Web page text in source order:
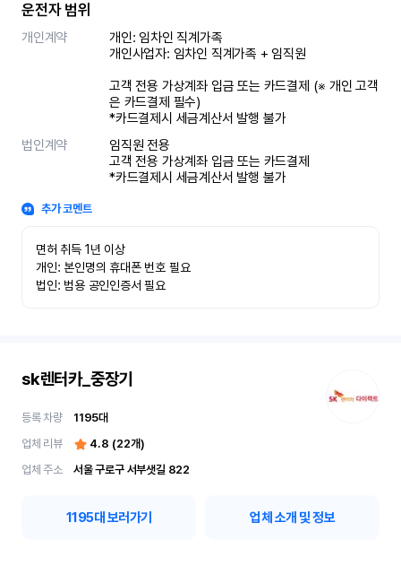
운전자 범위
개인계약
개인: 임차인 직계가족
개인사업자: 임차인 직계가족 + 임직원
고객 전용 가상계좌 입금 또는 카드결제 (※ 개인 고객
은 카드결제 필수)
*카드결제시 세금계산서 발행 불가
법인계약
임직원 전용
고객 전용 가상계좌 입금 또는 카드결제
*카드결제시 세금계산서 발행 불가
추가 코멘트
면허 취득 1년 이상
개인: 본인명의 휴대폰 번호 필요
법인: 범용 공인인증서 필요
sk렌터카_중장기
등록 차량 1195대
업체 리뷰
4.8 (22개)
업체 주소
서울 구로구 서부샛길 822
1195대 보러가기 업체 소개 및 정보